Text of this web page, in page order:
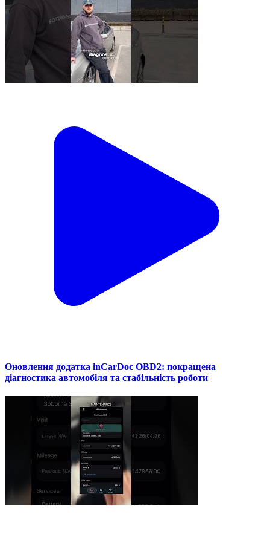
Оновлення додатка inCarDoc OBD2: покращена
діагностика автомобіля та стабільність роботи